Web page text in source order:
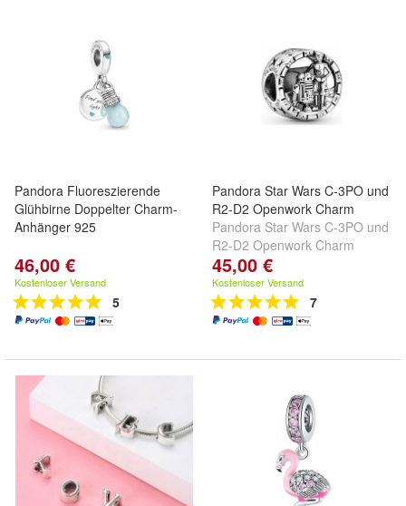
Pandora Fluoreszierende
Glühbirne Doppelter Charm-
Anhänger 925
46,00 €
Kostenloser Versand
5
Pandora Star Wars C-3PO und
R2-D2 Openwork Charm
Pandora Star Wars C-3PO und
R2-D2 Openwork Charm
45,00 €
Kostenloser Versand
7